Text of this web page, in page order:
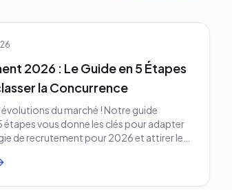
2026 : Le Guide en 5 Étapes
la Concurrence
du marché ! Notre guide
étapes vous donne les clés pour adapter
de recrutement pour 2026 et attirer les